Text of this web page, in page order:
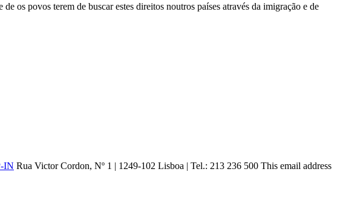
os povos terem de buscar estes direitos noutros países através da imigração e de
IN Rua Victor Cordon, Nº 1 | 1249-102 Lisboa | Tel.: 213 236 500 This email address